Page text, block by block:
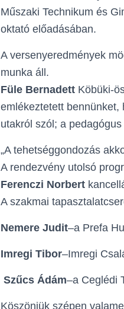
Műszaki Technikum és
oktató előadásában.
A versenyeredmények
munka áll.
Füle Bernadett Köbüki-
emlékeztetett bennünket,
utakról szól; a
„A tehetséggondozás
A rendezvény utolsó
Ferenczi Norbert
A szakmai
Nemere Judit–a Prefa
Imregi Tibor–Imregi
Szűcs Ádám–a Ceglédi
Köszönjük szépen